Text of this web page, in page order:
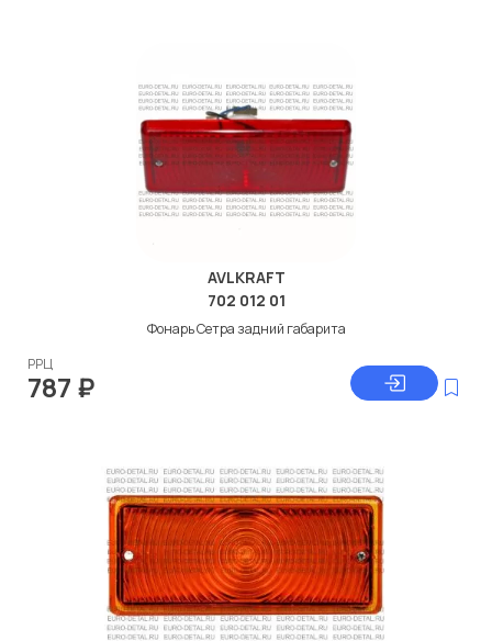
AVLKRAFT
702 012 01
Фонарь Сетра задний габарита
РРЦ
787 ₽